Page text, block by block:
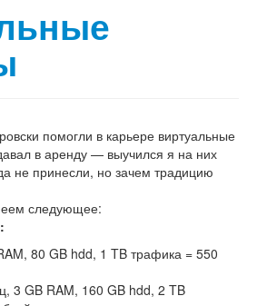
помогли в карьере виртуальные
в аренду — выучился я на них
не принесли, но зачем традицию
следующее:
80 GB hdd, 1 TB трафика = 550
3 GB RAM, 160 GB hdd, 2 TB